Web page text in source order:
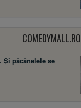
COMEDYMALL.RO
Şi păcănelele se